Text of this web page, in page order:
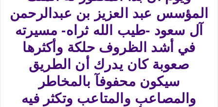
المؤسس عبد العزيز بن عبدالرحمن
آل سعود -طيب الله ثراه- مسيرته
في أشد الظروف حلكة وأكثرها
صعوبة كان يدرك أن الطريق
سيكون محفوفآ بالمخاطر
والمصاعب والمتاعب وتكثر فيه